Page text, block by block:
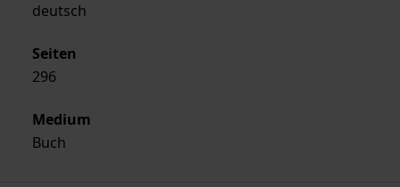
deutsch
Seiten
296
Medium
Buch